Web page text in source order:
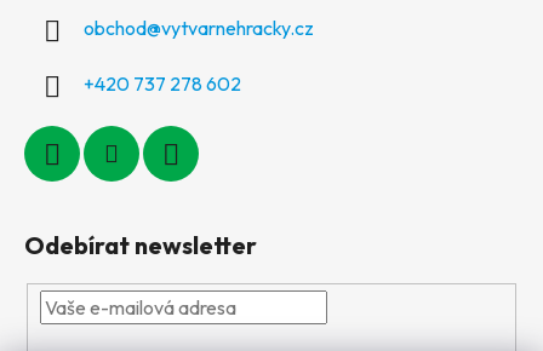
obchod@vytvarnehracky.cz
+420 737 278 602
Odebírat newsletter